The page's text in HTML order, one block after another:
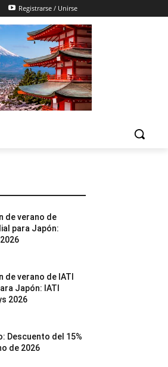
Registrarse / Unirse
de verano de
para Japón:
de verano de IATI
Japón: IATI
2026
Descuento del 15%
de 2026